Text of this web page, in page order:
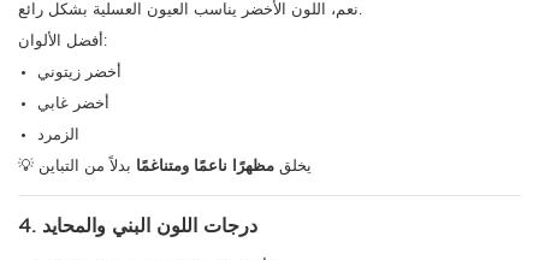
نعم، اللون الأخضر يناسب العيون العسلية بشكل رائع.
أفضل الألوان:
أخضر زيتوني
أخضر غابي
الزمرد
💡 يخلق مظهرًا ناعمًا ومتناغمًا بدلاً من التباين
4. درجات اللون البني والمحايد